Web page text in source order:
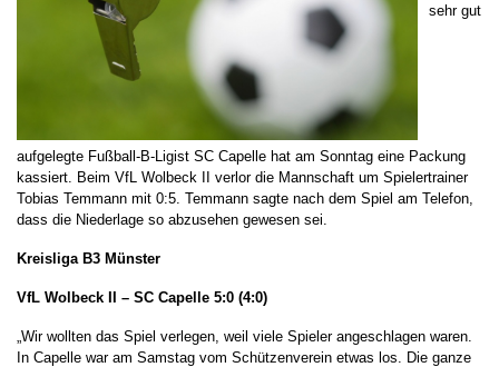
sehr gut
aufgelegte Fußball-B-Ligist SC Capelle hat am Sonntag eine Packung
kassiert. Beim VfL Wolbeck II verlor die Mannschaft um Spielertrainer
Tobias Temmann mit 0:5. Temmann sagte nach dem Spiel am Telefon,
dass die Niederlage so abzusehen gewesen sei.
Kreisliga B3 Münster
VfL Wolbeck II – SC Capelle 5:0 (4:0)
„Wir wollten das Spiel verlegen, weil viele Spieler angeschlagen waren.
In Capelle war am Samstag vom Schützenverein etwas los. Die ganze